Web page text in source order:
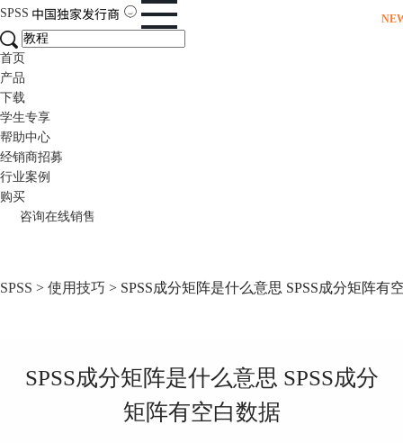
SPSS
首页
产品
下载
学生专享
帮助中心
经销商招募
行业案例
购买
咨询在线销售
SPSS > 使用技巧 > SPSS成分矩阵是什么意思 SPSS成分矩阵有
SPSS成分矩阵是什么意思 SPSS成分
矩阵有空白数据